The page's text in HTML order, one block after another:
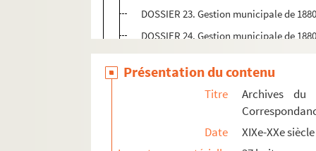
DOSSIER 23. Gestion municipale de
DOSSIER 24. Gestion municipale de
DOSSIER 25. Gestion municipale de
DOSSIER 26. Gestion municipale de
SAV C 615. Lettres et documents
Présentation du contenu
Titre
Archives
Date
XIXe-XXe siècle